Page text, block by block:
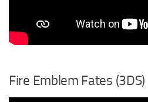
Fire Emblem Fates (3DS)